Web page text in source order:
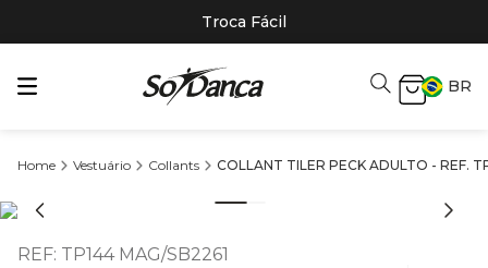
Troca Fácil
BR
Vestuário Collants COLLANT TILER PECK ADULTO - REF.
REF: TP144 MAG/SB2261